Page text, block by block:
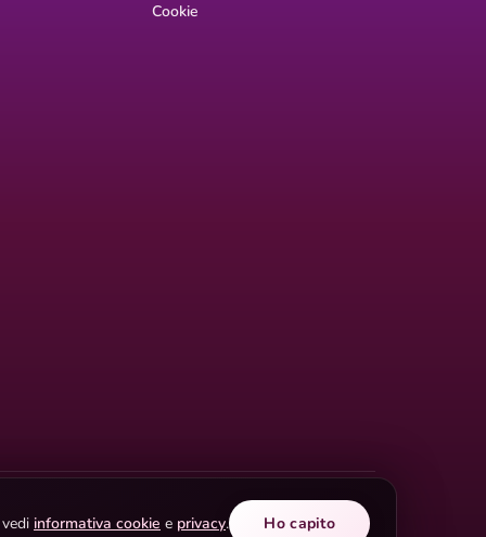
Cookie
informativa cookie e privacy. Ho capito